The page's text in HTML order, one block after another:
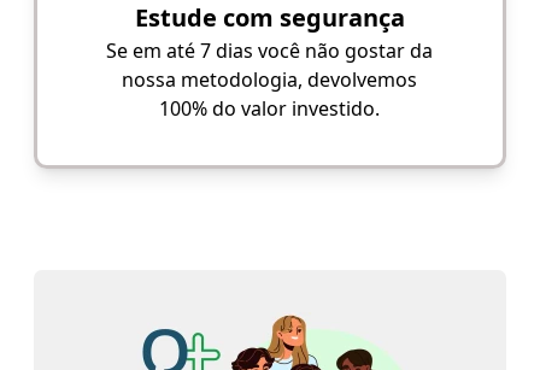
Estude com segurança
Se em até 7 dias você não gostar da
nossa metodologia, devolvemos
100% do valor investido.